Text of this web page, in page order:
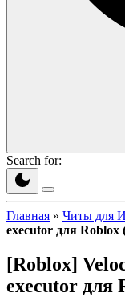
Search for:
Главная » Читы для
executor для
[Roblox]
executor для